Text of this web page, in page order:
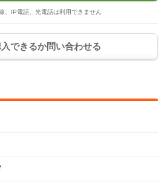
、IP電話、光電話は利用できません
できるか問い合わせる